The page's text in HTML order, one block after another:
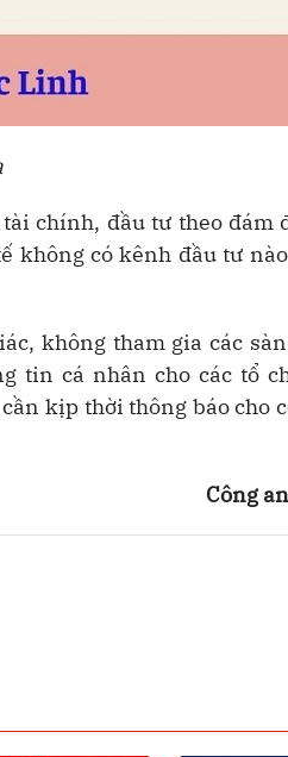
chính, đầu tư theo đám
không có kênh đầu tư
không tham gia các
tin cá nhân cho các tổ
kịp thời thông báo cho
Công